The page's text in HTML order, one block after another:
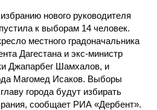
нового руководителя
к выборам 14 человек.
местного градоначальника
Дагестана и экс-министр
Джапарбег Шамхалов, и
Магомед Исаков. Выборы
города будут избирать
сообщает РИА «Дербент».